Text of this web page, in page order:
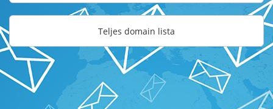
Teljes domain lista